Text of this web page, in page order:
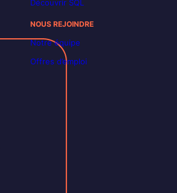
Découvrir SQL
NOUS REJOINDRE
Notre équipe
Offres d’emploi